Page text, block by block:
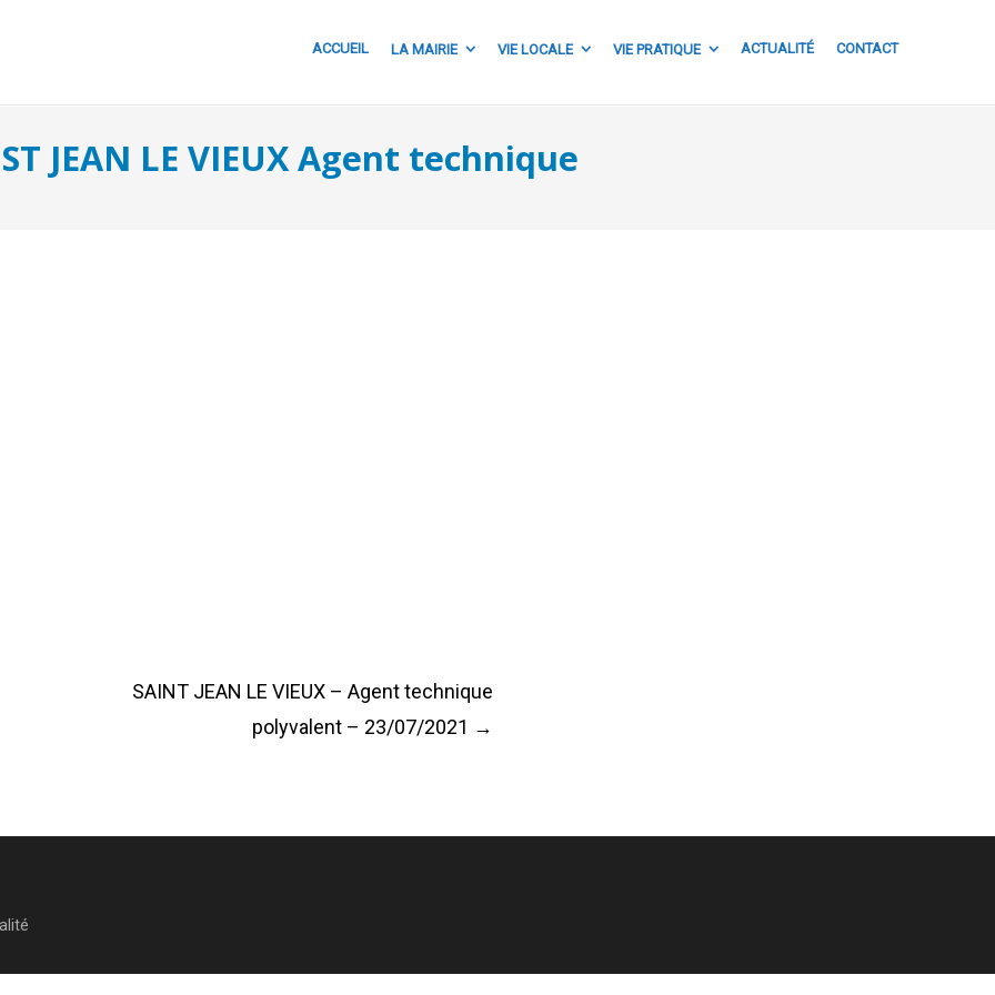
ACCUEIL LA MAIRIE VIE LOCALE VIE PRATIQUE ACTUALITÉ CONTACT
JEAN LE VIEUX Agent technique
SAINT JEAN LE VIEUX – Agent technique
polyvalent – 23/07/2021 →